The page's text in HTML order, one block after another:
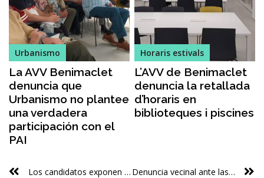
Urbanismo
La AVV Benimaclet
denuncia que
Urbanismo no plantee
una verdadera
participación con el
PAI
Horaris estivals
L’AVV de Benimaclet
denuncia la retallada
d’horaris en
biblioteques i piscines
Los candidatos exponen sus compromisos con las reivindicaciones del movimiento vecinal de València Denuncia vecinal ante las descargas nocivas en el Puerto de València